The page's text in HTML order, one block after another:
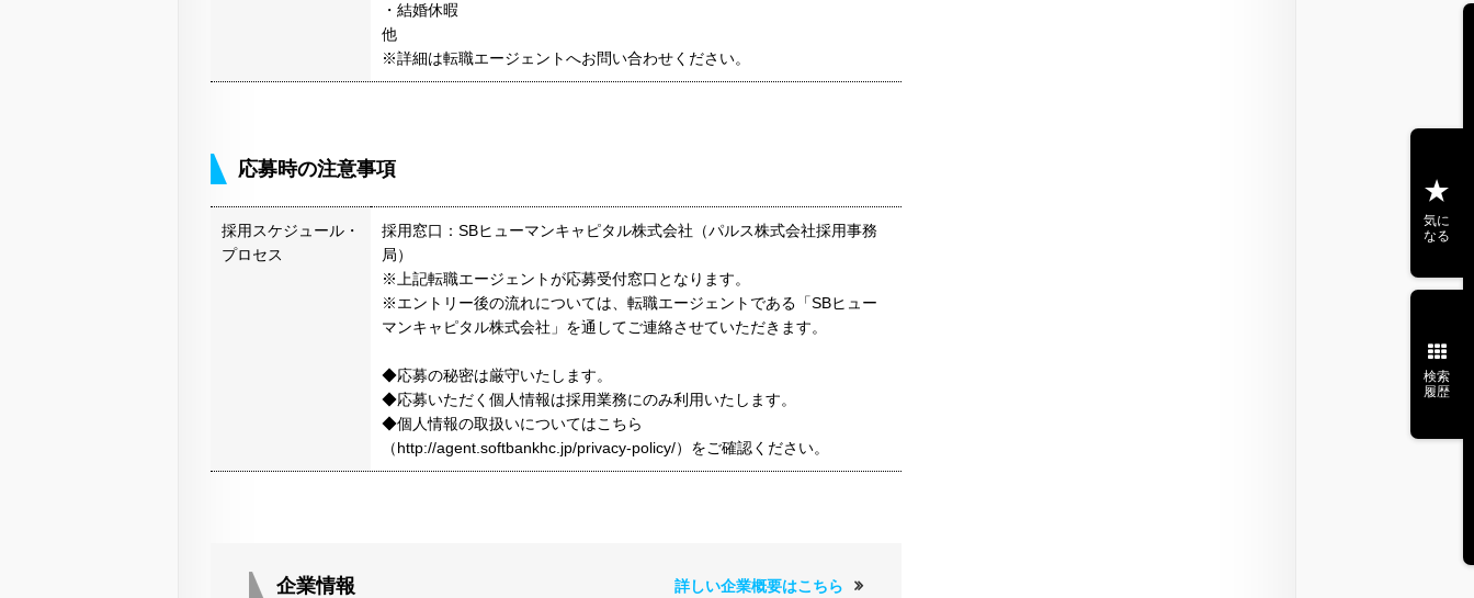
・結婚休暇
他
※詳細は転職エージェントへお問い合わせください。
応募時の注意事項
採用スケジュール・
プロセス
採用窓口：SBヒューマンキャピタル株式会社（パルス株式会社採用事務
局）
※上記転職エージェントが応募受付窓口となります。
※エントリー後の流れについては、転職エージェントである「SBヒュー
マンキャピタル株式会社」を通してご連絡させていただきます。
◆応募の秘密は厳守いたします。
◆応募いただく個人情報は採用業務にのみ利用いたします。
◆個人情報の取扱いについてはこちら
（http://agent.softbankhc.jp/privacy-policy/）をご確認ください。
企業情報 詳しい企業概要はこちら
気に
なる
検索
履歴